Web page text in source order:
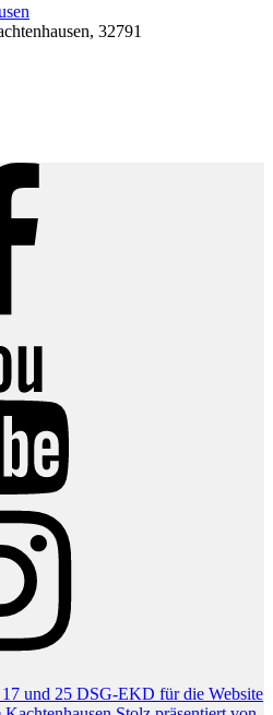
32791
und 25 DSG-EKD für die Website